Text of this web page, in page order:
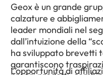
Geox è un grande
calzature e
leader mondiali nel
dall’intuizione della
ha sviluppato brevetti
garantiscono
L’opportunità di